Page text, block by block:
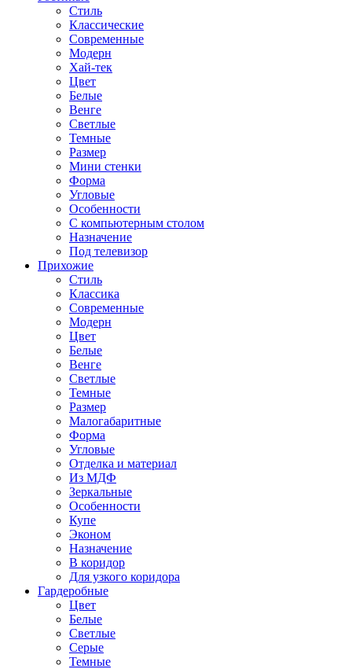
Стиль
Классические
Современные
Модерн
Хай-тек
Цвет
Белые
Венге
Светлые
Темные
Размер
Мини стенки
Форма
Угловые
Особенности
С компьютерным столом
Назначение
Под телевизор
Прихожие
Стиль
Классика
Современные
Модерн
Цвет
Белые
Венге
Светлые
Темные
Размер
Малогабаритные
Форма
Угловые
Отделка и материал
Из МДФ
Зеркальные
Особенности
Купе
Эконом
Назначение
В коридор
Для узкого коридора
Гардеробные
Цвет
Белые
Светлые
Серые
Темные